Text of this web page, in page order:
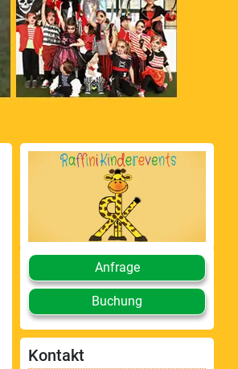
Anfrage
Buchung
Kontakt